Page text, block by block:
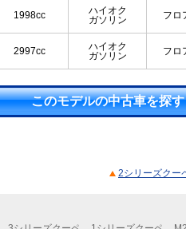
1998cc
ハイオク
ガソリン
フロ
2997cc
ハイオク
ガソリン
フロ
このモデルの中古車を探す
2シリーズクー